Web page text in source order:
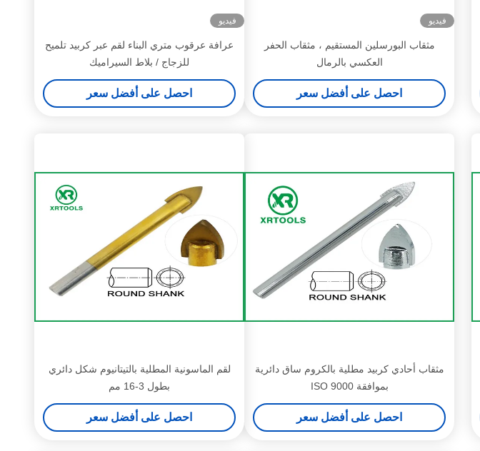
فيديو
مثقاب البورسلين المستقيم ، مثقاب الحفر
العكسي بالرمال
احصل على أفضل سعر
فيديو
عرافة عرقوب متري البناء لقم عبر كربيد تلميح
للزجاج / بلاط السيراميك
احصل على أفضل سعر
مثقاب أحادي كربيد مطلية بالكروم ساق دائرية
بموافقة ISO 9000
احصل على أفضل سعر
لقم الماسونية المطلية بالتيتانيوم شكل دائري
بطول 3-16 مم
احصل على أفضل سعر